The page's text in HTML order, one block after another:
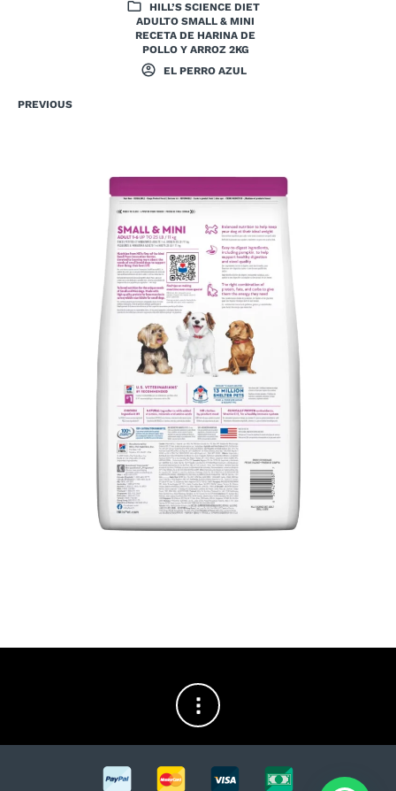
HILL’S SCIENCE DIET
ADULTO SMALL & MINI
RECETA DE HARINA DE
POLLO Y ARROZ 2KG
EL PERRO AZUL
PREVIOUS